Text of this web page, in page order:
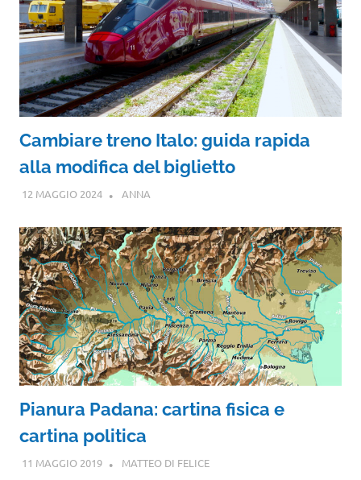
Cambiare treno Italo: guida rapida
alla modifica del biglietto
12 MAGGIO 2024 ANNA
Pianura Padana: cartina fisica e
cartina politica
11 MAGGIO 2019 MATTEO DI FELICE